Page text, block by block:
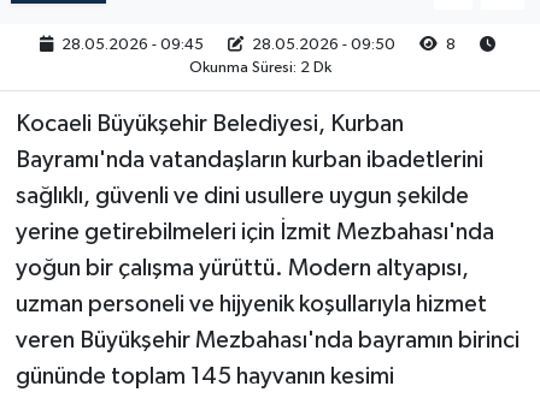
28.05.2026 - 09:45 28.05.2026 - 09:50
8
Okunma Süresi: 2 Dk
Kocaeli Büyükşehir Belediyesi, Kurban
Bayramı'nda vatandaşların kurban ibadetlerini
sağlıklı, güvenli ve dini usullere uygun şekilde
yerine getirebilmeleri için İzmit Mezbahası'nda
yoğun bir çalışma yürüttü. Modern altyapısı,
uzman personeli ve hijyenik koşullarıyla hizmet
veren Büyükşehir Mezbahası'nda bayramın birinci
gününde toplam 145 hayvanın kesimi